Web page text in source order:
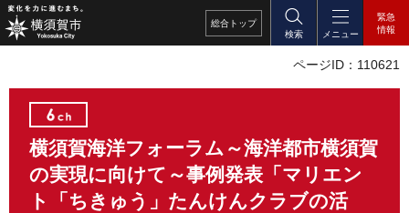
総合 トップ
検索
メニュー
緊急
情報
ページID：110621
横須賀海洋フォーラム～海洋都市横須賀
の実現に向けて～事例発表「マリエン
ト「ちきゅう」たんけんクラブの活